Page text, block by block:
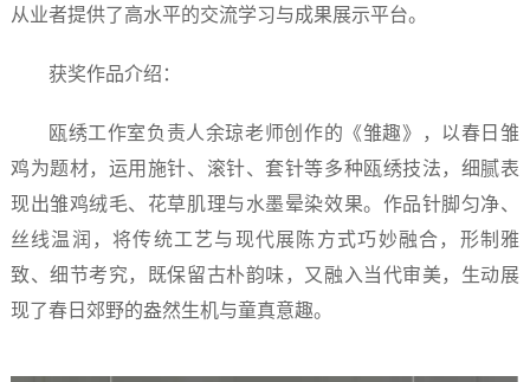
从业者提供了高水平的交流学习与成果展示平台。
获奖作品介绍：
瓯绣工作室负责人余琼老师创作的《雏趣》，以春日雏
鸡为题材，运用施针、滚针、套针等多种瓯绣技法，细腻表
现出雏鸡绒毛、花草肌理与水墨晕染效果。作品针脚匀净、
丝线温润，将传统工艺与现代展陈方式巧妙融合，形制雅
致、细节考究，既保留古朴韵味，又融入当代审美，生动展
现了春日郊野的盎然生机与童真意趣。